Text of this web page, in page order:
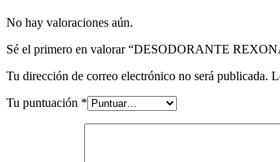
No hay valoraciones aún.
Sé el primero en valorar “DESODORANTE
Tu dirección de correo electrónico no será publicada.
Tu puntuación *